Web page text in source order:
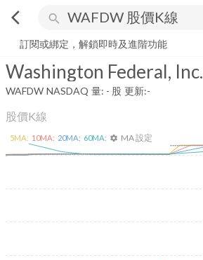
arrow_back_ios search
Washington Federal, Inc. - -%
訂閱或綁定，解鎖即時及進階功能
Washington Federal, Inc.
WAFDW NASDAQ 量: - 股 更新:-
股價K線
5MA: 10MA: 20MA: 60MA: settings MA 設定